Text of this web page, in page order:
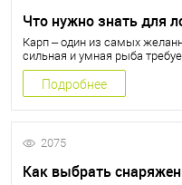
Что нужно знать для
Карп – один из самых
сильная и умная рыба
снасти и тактики. В этой
аспекты карповой ловли: от
техники вываживания и
Подробнее
2075
Как выбрать